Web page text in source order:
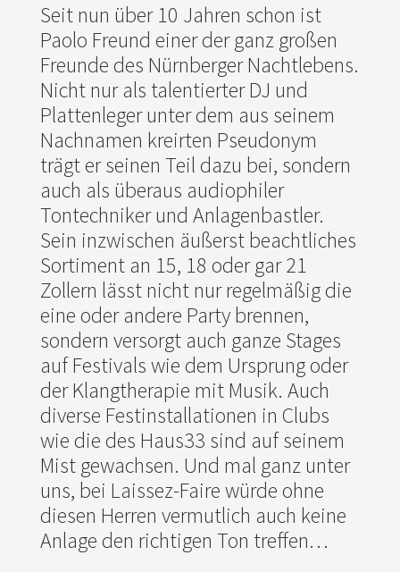
Seit nun über 10 Jahren schon ist
Paolo Freund einer der ganz großen
Freunde des Nürnberger Nachtlebens.
Nicht nur als talentierter DJ und
Plattenleger unter dem aus seinem
Nachnamen kreirten Pseudonym
trägt er seinen Teil dazu bei, sondern
auch als überaus audiophiler
Tontechniker und Anlagenbastler.
Sein inzwischen äußerst beachtliches
Sortiment an 15, 18 oder gar 21
Zollern lässt nicht nur regelmäßig die
eine oder andere Party brennen,
sondern versorgt auch ganze Stages
auf Festivals wie dem Ursprung oder
der Klangtherapie mit Musik. Auch
diverse Festinstallationen in Clubs
wie die des Haus33 sind auf seinem
Mist gewachsen. Und mal ganz unter
uns, bei Laissez-Faire würde ohne
diesen Herren vermutlich auch keine
Anlage den richtigen Ton treffen…